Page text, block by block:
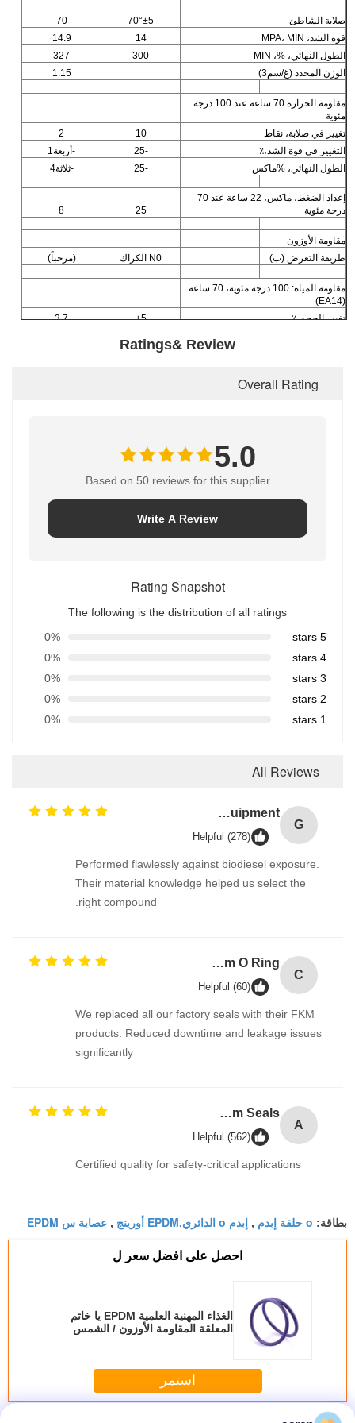
صلابة الشاطئ 70°±5
70
قوة الشد، MPA، MIN
14
14.9
الطول النهائي، %، MIN
300
327
الوزن المحدد (غ/سم3)
1.15
مقاومة الحرارة 70 ساعة عند 100 درجة
مئوية
تغيير في صلابة، نقاط
10
2
التغيير في قوة الشد،٪
-25
-أربعة1
الطول النهائي، %ماكس
-25 -ثلاثة4
إعداد الضغط، ماكس، 22 ساعة عند 70
درجة مئوية
25
8
مقاومة الأوزون
طريقة التعرض (ب)
N0 الكراك (مرحباً)
مقاومة المياه: 100 درجة مئوية، 70 ساعة
(EA14)
تغيير الحجم،٪
±5
3.7
هشاشة درجة الحرارة المنخفضة غيرRatings& Review
Overall Rating
5.0
Based on 50 reviews for this supplier
Write A Review
Rating Snapshot
The following is the distribution of all ratings
5 stars
0%
4 stars
0%
3 stars
0%
2 stars
0%
1 stars
0%
All Reviews
G
Green FVMQ Fluorosilicone Heat Resistant O Ring Manufacturer For Refining Oil Equipment
Helpful (278)
Performed flawlessly against biodiesel exposure.
Their material knowledge helped us select the
right compound.
C
Corrosion Resistant Fkm O Ring
Helpful (60)
We replaced all our factory seals with their FKM
products. Reduced downtime and leakage issues
significantly
A
AS568 Fpm Ffkm Nbr Fkm Epdm Silicone Perfluoroelastomer Hnbr EN549 Rubber O ring 1mm Seals
Helpful (562)
Certified quality for safety-critical applications
بطاقة: o حلقة إبدم , إبدم o الدائري,EPDM أورينج , عصابة س EPDM
احصل على افضل سعر ل
الغذاء المهنية العلمية EPDM يا خاتم
المعلقة المقاومة الأوزون / الشمس
استمر